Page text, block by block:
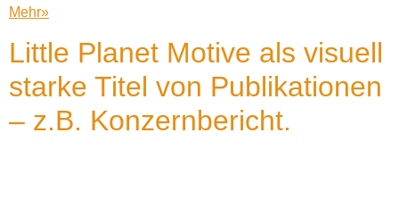
Mehr»
Little Planet Motive als visuell
starke Titel von Publikationen
– z.B. Konzernbericht.